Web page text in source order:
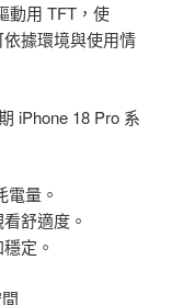
動用 TFT，使
據環境與使用情
iPhone 18 Pro 系
量。
舒適度。
定。